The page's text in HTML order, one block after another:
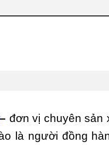
– đơn vị chuyên sản
là người đồng